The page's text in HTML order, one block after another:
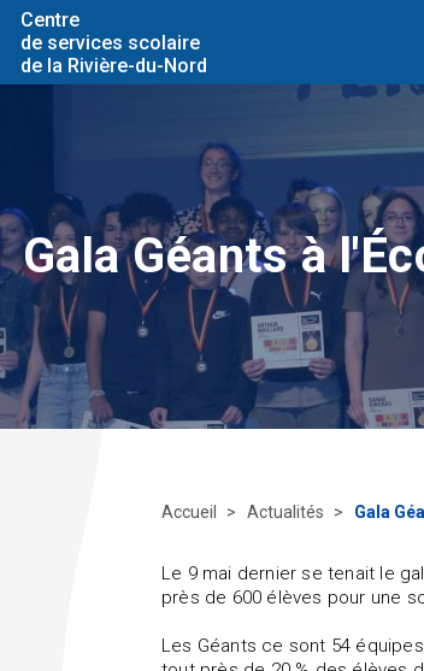
Centre
de services scolaire
de la Rivière-du-Nord
Gala Géants à
Accueil Actualités Gala
Le 9 mai dernier se tenait le
près de 600 élèves pour une
Les Géants ce sont 54